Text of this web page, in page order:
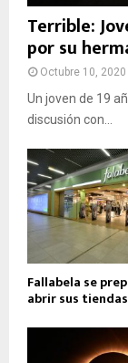
Terrible:
por su
Octubre 10, 2020
Un joven de 19
discusión con...
Fallabela se
abrir sus tiendas